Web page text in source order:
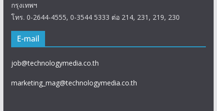
กรุงเทพฯ
โทร. 0-2644-4555, 0-3544 5333 ต่อ 214, 231, 219, 230
E-mail
job@technologymedia.co.th
marketing_mag@technologymedia.co.th